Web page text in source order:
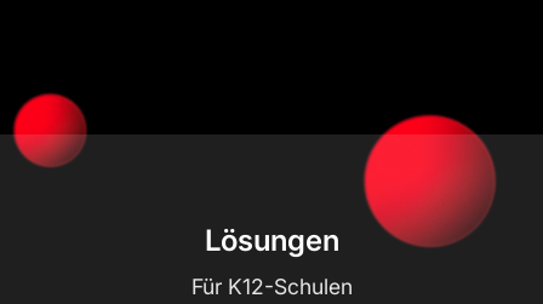
Lösungen
Für K12-Schulen